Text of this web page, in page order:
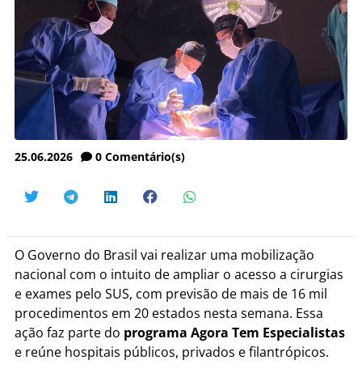
25.06.2026 0 Comentário(s)
O Governo do Brasil vai realizar uma mobilização
nacional com o intuito de ampliar o acesso a cirurgias
e exames pelo SUS, com previsão de mais de 16 mil
procedimentos em 20 estados nesta semana. Essa
ação faz parte do programa Agora Tem Especialistas
e reúne hospitais públicos, privados e filantrópicos.